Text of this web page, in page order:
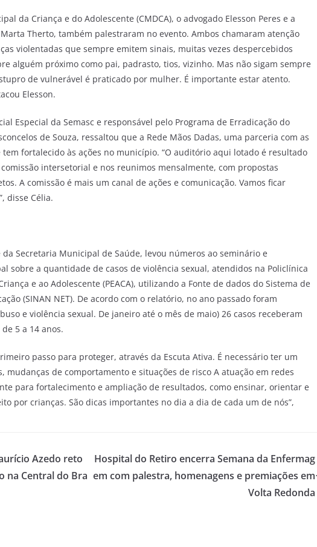
da Criança e do Adolescente (CMDCA), o advogado Elesson Peres e a
Therto, também palestraram no evento. Ambos chamaram atenção
violentadas que sempre emitem sinais, muitas vezes despercebidos
alguém próximo como pai, padrasto, tios, vizinho. Mas não sigam sempre
de vulnerável é praticado por mulher. É importante estar atento.
Elesson.
Especial da Semasc e responsável pelo Programa de Erradicação do
de Souza, ressaltou que a Rede Mãos Dadas, uma parceria com as
tem fortalecido às ações no município. “O auditório aqui lotado é resultado
intersetorial e nos reunimos mensalmente, com propostas
A comissão é mais um canal de ações e comunicação. Vamos ficar
disse Célia.
Secretaria Municipal de Saúde, levou números ao seminário e
sobre a quantidade de casos de violência sexual, atendidos na Policlínica
e ao Adolescente (PEACA), utilizando a Fonte de dados do Sistema de
(SINAN NET). De acordo com o relatório, no ano passado foram
e violência sexual. De janeiro até o mês de maio) 26 casos receberam
5 a 14 anos.
passo para proteger, através da Escuta Ativa. É necessário ter um
mudanças de comportamento e situações de risco A atuação em redes
para fortalecimento e ampliação de resultados, como ensinar, orientar e
por crianças. São dicas importantes no dia a dia de cada um de nós”,
Azedo reto
na Central do Bra
Hospital do Retiro encerra Semana da Enfermag
em com palestra, homenagens e premiações em
Volta Redonda